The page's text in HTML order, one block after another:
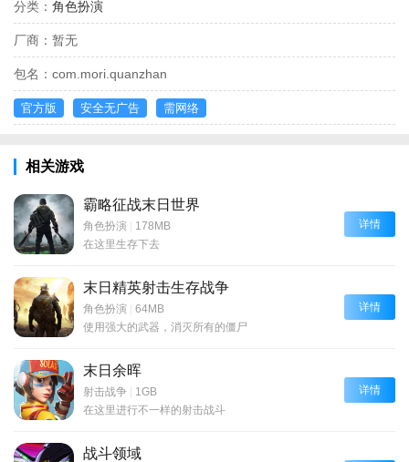
分类： 角色扮演
厂商： 暂无
包名： com.mori.quanzhan
官方版 安全无广告 需网络
相关游戏
霸略征战末日世界
角色扮演 | 178MB
在这里生存下去
详情
末日精英射击生存战争
角色扮演 | 64MB
使用强大的武器，消灭所有的僵尸
详情
末日余晖
射击战争 | 1GB
在这里进行不一样的射击战斗
详情
战斗领域